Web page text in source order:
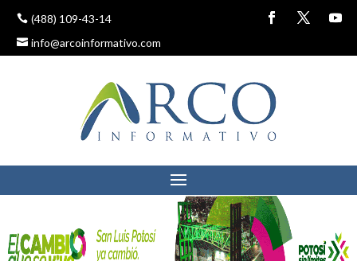
(488) 109-43-14
info@arcoinformativo.com
ARCO Y FLECHA